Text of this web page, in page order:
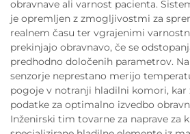
obravnave ali varnost pacienta.
je opremljen z zmogljivostmi za
realnem času ter vgrajenimi
prekinjajo obravnavo, če se
predhodno določenih parametrov.
senzorje neprestano merijo
pogoje v notranji hladilni komori, kar
podatke za optimalno izvedbo
Inženirski tim tovarne za naprave za